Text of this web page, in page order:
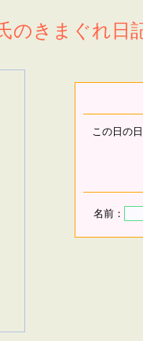
のきまぐれ日
この日の
名前：